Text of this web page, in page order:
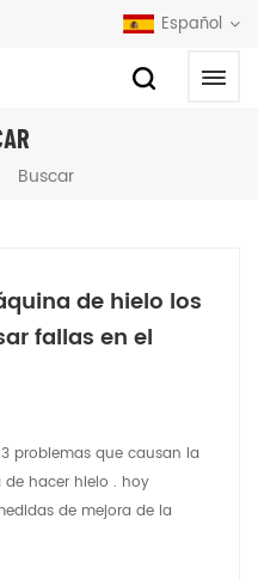
Español
Buscar
de hielo los
fallas en el
problemas que causan la
hacer hielo . hoy
de mejora de la